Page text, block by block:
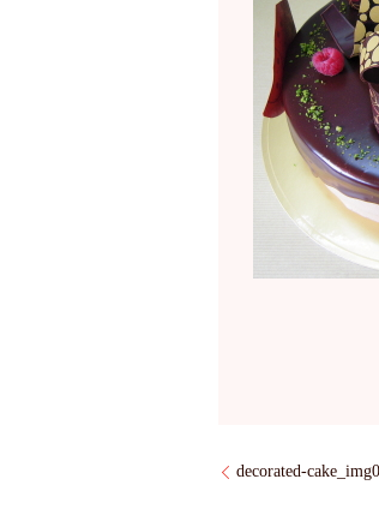
decorated-